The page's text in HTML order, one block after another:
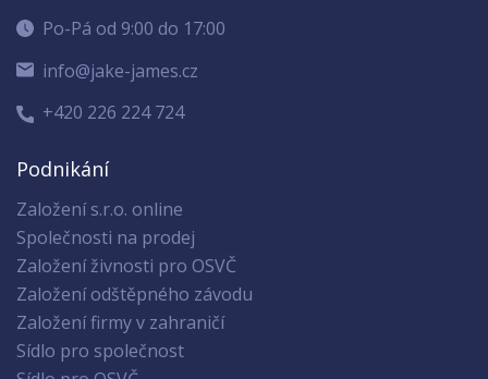
Po-Pá od 9:00 do 17:00
info@jake-james.cz
+420 226 224 724
Podnikání
Založení s.r.o. online
Společnosti na prodej
Založení živnosti pro OSVČ
Založení odštěpného závodu
Založení firmy v zahraničí
Sídlo pro společnost